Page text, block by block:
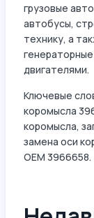
грузовые
автобусы,
технику, а
двигателями.
Ключевые
коромысла
коромысла,
замена оси
OEM 3966658.